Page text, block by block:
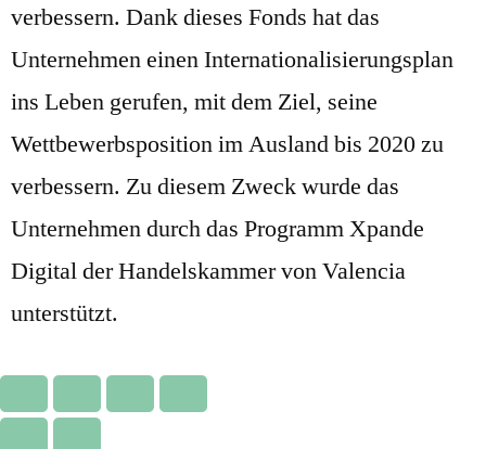
verbessern. Dank dieses Fonds hat das
Unternehmen einen Internationalisierungsplan
ins Leben gerufen, mit dem Ziel, seine
Wettbewerbsposition im Ausland bis 2020 zu
verbessern. Zu diesem Zweck wurde das
Unternehmen durch das Programm Xpande
Digital der Handelskammer von Valencia
unterstützt.